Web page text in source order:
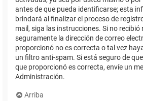
antes de que pueda identificarse; esta
brindará al finalizar el proceso de
mail, siga las instrucciones. Si no recibió
seguramente la dirección de correo
proporcionó no es correcta o tal vez
un filtro anti-spam. Si está seguro de
que proporcionó es correcta, envíe un
Administración.
Arriba